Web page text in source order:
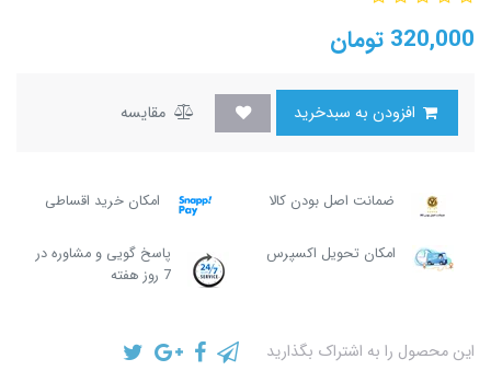
320,000 تومان
مقایسه
ضمانت اصل بودن کالا امکان خرید اقساطی
امکان تحویل اکسپرس
پاسخ گویی و مشاوره در
7 روز هفته
این محصول را به اشتراک بگذارید